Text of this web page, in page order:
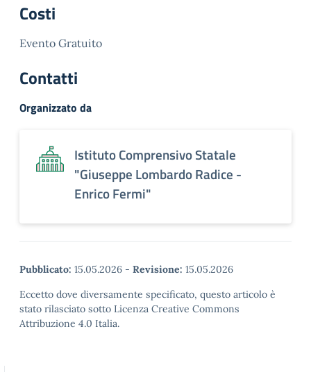
Costi
Evento Gratuito
Contatti
Organizzato da
Istituto Comprensivo Statale
"Giuseppe Lombardo Radice -
Enrico Fermi"
Pubblicato: 15.05.2026 - Revisione: 15.05.2026
Eccetto dove diversamente specificato, questo articolo è
stato rilasciato sotto Licenza Creative Commons
Attribuzione 4.0 Italia.